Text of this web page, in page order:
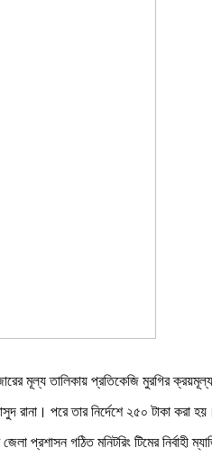
মূল্য তালিকায় প্রতিকেজি মুরগির
রানা। পরে তার নির্দেশে ২৫০ টাকা
প্রশাসন গঠিত মনিটরিং টিমের নির্বাহী